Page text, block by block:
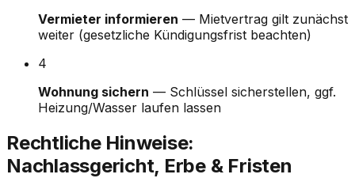
Vermieter informieren — Mietvertrag gilt zunächst
weiter (gesetzliche Kündigungsfrist beachten)
4
Wohnung sichern — Schlüssel sicherstellen, ggf.
Heizung/Wasser laufen lassen
Rechtliche Hinweise:
Nachlassgericht, Erbe & Fristen